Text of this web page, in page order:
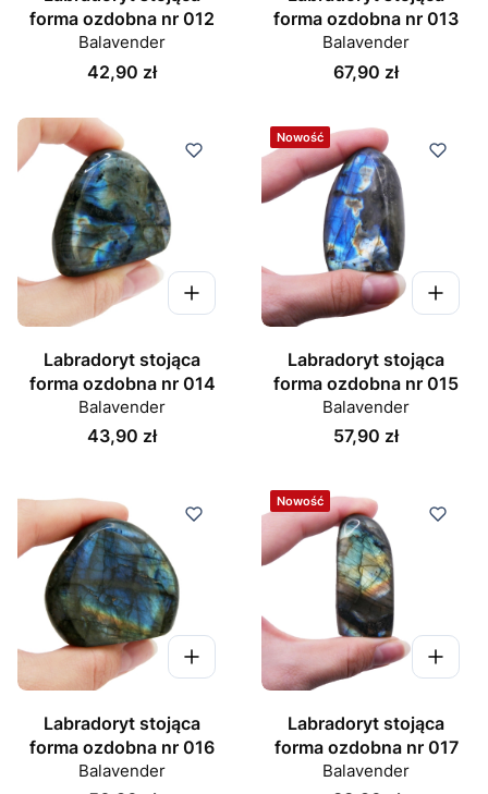
forma ozdobna nr 012
Balavender
Cena
42,90 zł
forma ozdobna nr 013
Balavender
Cena
67,90 zł
Labradoryt stojąca
forma ozdobna nr 014
Balavender
Cena
43,90 zł
Nowość
Labradoryt stojąca
forma ozdobna nr 015
Balavender
Cena
57,90 zł
Labradoryt stojąca
forma ozdobna nr 016
Balavender
Nowość
Labradoryt stojąca
forma ozdobna nr 017
Balavender